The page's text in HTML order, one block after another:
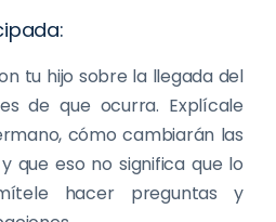
tu hijo sobre la llegada del
de que ocurra. Explícale
cómo cambiarán las
que eso no significa que lo
hacer preguntas y